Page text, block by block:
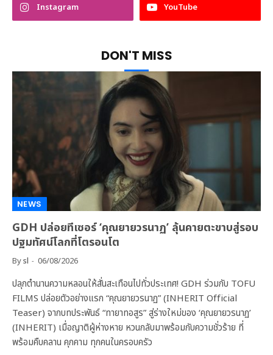
Instagram YouTube
DON'T MISS
NEWS
GDH ปล่อยทีเซอร์ ‘คุณยายวรนาฏ’ ลุ้นคายตะขาบสู่รอบ
ปฐมทัศน์โลกที่โตรอนโต
Bysl 06/08/2026
ปลุกตำนานความหลอนให้สั่นสะเทือนไปทั่วประเทศ! GDH ร่วมกับ TOFU
FILMS ปล่อยตัวอย่างแรก “คุณยายวรนาฏ” (INHERIT Official
Teaser) จากบทประพันธ์ “ทายาทอสูร” สู่ร่างใหม่ของ ‘คุณยายวรนาฏ’
(INHERIT) เมื่อญาติผู้ห่างหาย หวนกลับมาพร้อมกับความชั่วร้าย ที่
พร้อมคืบคลาน คุกคาม ทุกคนในครอบครัว